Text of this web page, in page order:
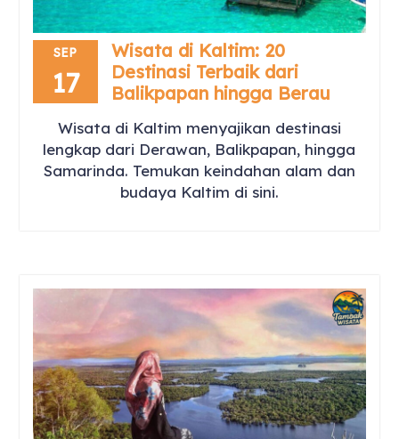
SEP
17
Wisata di Kaltim: 20
Destinasi Terbaik dari
Balikpapan hingga Berau
Wisata di Kaltim menyajikan destinasi
lengkap dari Derawan, Balikpapan, hingga
Samarinda. Temukan keindahan alam dan
budaya Kaltim di sini.